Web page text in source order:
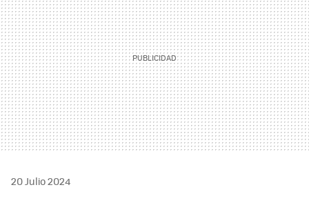
20 Julio 2024